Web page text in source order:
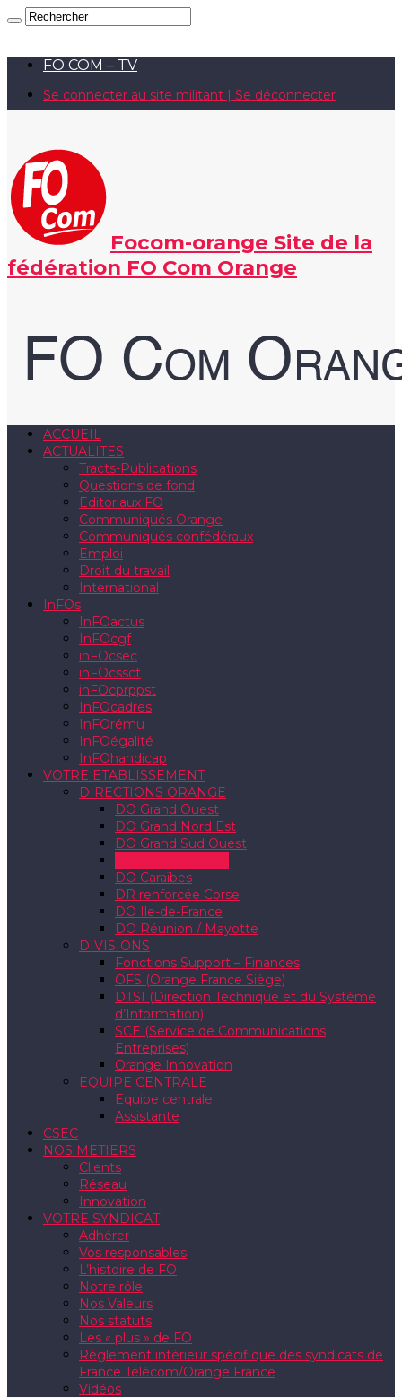
FO COM – TV
Se connecter au site militant | Se déconnecter
Focom-orange Site de la
fédération FO Com Orange
ACCUEIL
ACTUALITES
Tracts-Publications
Questions de fond
Editoriaux FO
Communiqués Orange
Communiqués confédéraux
Emploi
Droit du travail
International
InFOs
InFOactus
InFOcgf
inFOcsec
inFOcssct
inFOcprppst
InFOcadres
InFOrému
InFOégalité
InFOhandicap
VOTRE ETABLISSEMENT
DIRECTIONS ORANGE
DO Grand Ouest
DO Grand Nord Est
DO Grand Sud Ouest
DO Caraïbes
DR renforcée Corse
DO Ile-de-France
DO Réunion / Mayotte
DIVISIONS
Fonctions Support – Finances
OFS (Orange France Siège)
DTSI (Direction Technique et du Système
d’Information)
SCE (Service de Communications
Entreprises)
Orange Innovation
EQUIPE CENTRALE
Equipe centrale
Assistante
CSEC
NOS METIERS
Clients
Réseau
Innovation
VOTRE SYNDICAT
Adhérer
Vos responsables
L’histoire de FO
Notre rôle
Nos Valeurs
Nos statuts
Les « plus » de FO
Règlement intérieur spécifique des syndicats de
France Télécom/Orange France
Vidéos